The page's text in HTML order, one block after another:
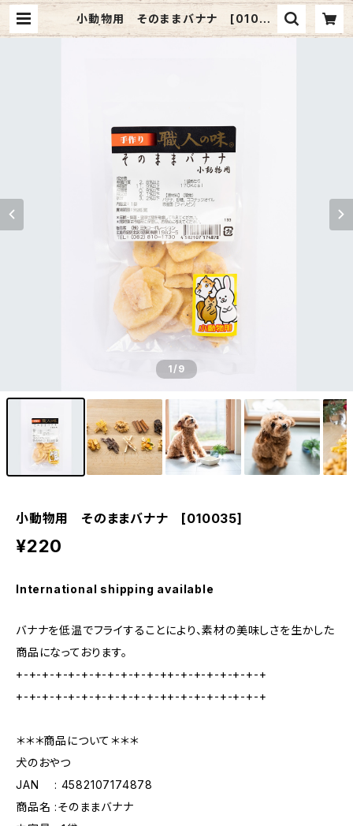
小動物用 そのままバナナ [01003
5] | 三矢コーポレーションONLINE
1/9
小動物用 そのままバナナ [010035]
¥220
International shipping available
バナナを低温でフライすることにより、素材の美味しさを生かした
商品になっております。
+-+-+-+-+-+-+-+-+-+-+-++-+-+-+-+-+-+-+
+-+-+-+-+-+-+-+-+-+-+-++-+-+-+-+-+-+-+
＊＊＊商品について＊＊＊
犬のおやつ
JAN : 4582107174878
商品名 :そのままバナナ